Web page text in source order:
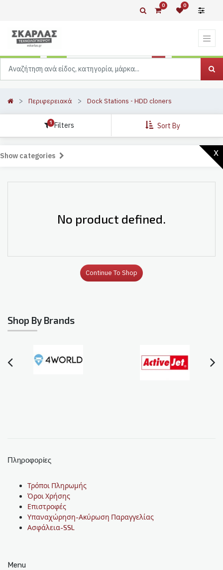
0 0
Περιφερειακά Dock Stations - HDD cloners
1 Filters Sort By
x
Show categories
No product defined.
Continue To Shop
Shop By Brands
Πληροφορίες
Τρόποι Πληρωμής
Όροι Χρήσης
Επιστροφές
Υπαναχώρηση-Ακύρωση Παραγγελίας
Ασφάλεια-SSL
Menu